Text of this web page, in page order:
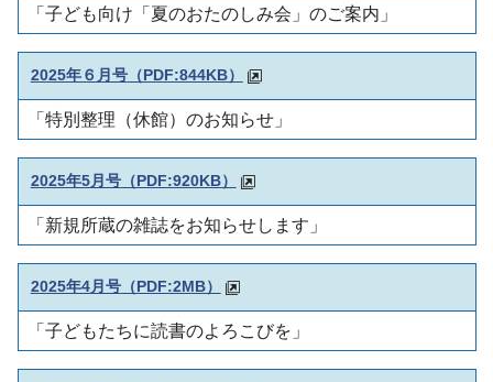
「子ども向け「夏のおたのしみ会」のご案内」
2025年６月号（PDF:844KB）
「特別整理（休館）のお知らせ」
2025年5月号（PDF:920KB）
「新規所蔵の雑誌をお知らせします」
2025年4月号（PDF:2MB）
「子どもたちに読書のよろこびを」